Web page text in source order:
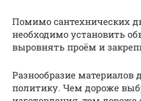
Помимо сантехнических
необходимо установить
выровнять проём и
Разнообразие материалов
политику. Чем дороже